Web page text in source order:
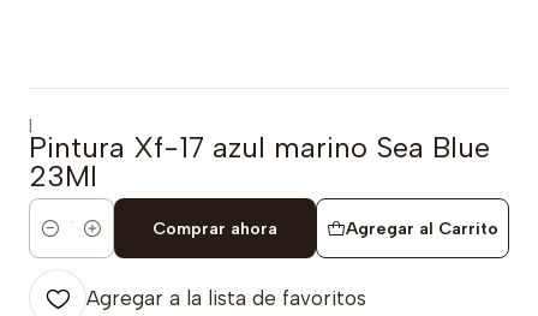
|
Pintura Xf-17 azul marino Sea Blue
23Ml
Cantidad
Agregar al Carrito
Comprar ahora
Agregar a la lista de favoritos